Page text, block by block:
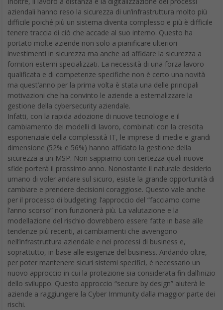
aziendali hanno reso la sicurezza di un’infrastruttura molto più
difficile poiché più un sistema diventa complesso e più è difficile
tenere traccia di ciò che accade al suo interno. Questo ha
portato molte aziende non solo a pianificare ulteriori
investimenti in sicurezza ma anche ad affidare la sicurezza a
fornitori esterni specializzati. La necessità di una forza lavoro
qualificata e di competenze specifiche non è certo una novità
ma quest’anno per la prima volta è stata una delle principali
motivazioni che ha convinto le aziende a esternalizzare la
gestione della cybersecurity aziendale.
Infatti, con la rapida adozione di nuove tecnologie e il
cambiamento dei modelli di lavoro, combinati con la crescita
esponenziale della complessità IT, le imprese di medie e grandi
dimensione (52% e 56%) hanno affidato la gestione della
sicurezza a un MSP. Non sappiamo con certezza quali nuove
sfide porterà il prossimo anno. Nonostante il naturale desiderio
umano di voler andare sul sicuro, esiste la grande opportunità di
cambiare e prendere decisioni coraggiose. Questo vale anche
per il processo di budgeting: l’approccio del “facciamo come
l’anno scorso” non funzionerà più. La valutazione e la
modellazione del rischio dovrebbero essere fatte in base alle
tendenze più recenti, ai cambiamenti che avvengono
nell’infrastruttura aziendale e nei processi di business e,
soprattutto, in base alle esigenze del business. Andando oltre,
per poter mantenere sicuri sistemi specifici, è necessario un
nuovo approccio in cui la protezione sia considerata fin dall’inizio
dello sviluppo. Questo approccio “secure by design” aiuterà le
aziende a raggiungere la Cyber Immunity dalla maggior parte dei
rischi.